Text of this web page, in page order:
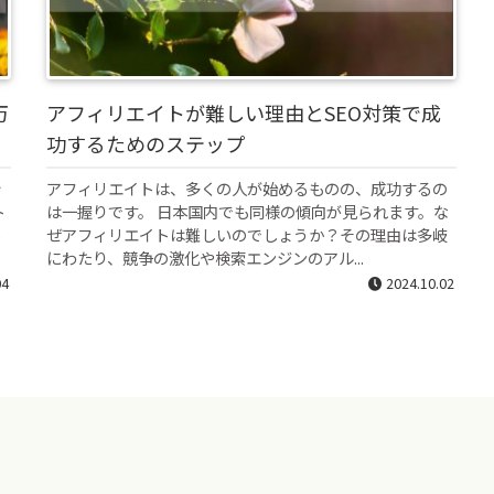
アフィリエイトが難しい理由とSEO対策で成
功するためのステップ
アフィリエイトは、多くの人が始めるものの、成功するの
は一握りです。 日本国内でも同様の傾向が見られます。な
ぜアフィリエイトは難しいのでしょうか？その理由は多岐
にわたり、競争の激化や検索エンジンのアル...
2024.10.02